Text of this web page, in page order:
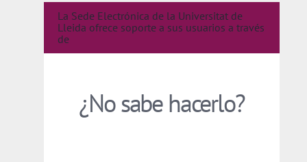
La Sede Electrónica de la Universitat de
Lleida ofrece soporte a sus usuarios a través
de
¿No sabe hacerlo?